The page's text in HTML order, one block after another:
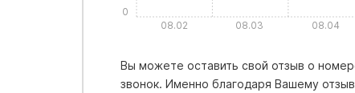
08.02 08.03 08.04
0
Вы можете оставить свой отзыв о
звонок. Именно благодаря Вашему